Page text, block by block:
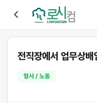
전직장에서 업무상
형사 / 노동